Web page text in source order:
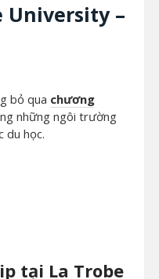
University –
bỏ qua chương
những ngôi trường
du học.
tại La Trobe